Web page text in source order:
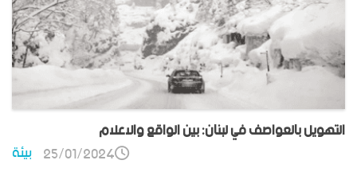
التهويل بالعواصف في لبنان: بين الواقع والاعلام
بيئة 25/01/2024